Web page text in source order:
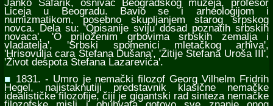
Janko Šafarik, osnivač Beogradskog muzeja, profesor
Liceja u Beogradu. Bavio se i arheologijom i
numizmatikom, posebno skupljanjem starog srpskog
novca. Dela su: 'Opisanije sviju dosad poznatih srbskih
novaca', 'O priloženim grbovima srbskih zemalja i
vladatelja', 'Srbski spomenici mletačkog arhiva',
'Hrisovulja cara Stefana Dušana', 'Žitije Stefana Uroša III',
'Život despota Stefana Lazarevića'.
■ 1831. - Umro je nemački filozof Georg Vilhelm Fridrih
Hegel, najistaknutiji predstavnik klasične nemačke
idealističke filozofije, čiji je gigantski rad sinteza nemačke